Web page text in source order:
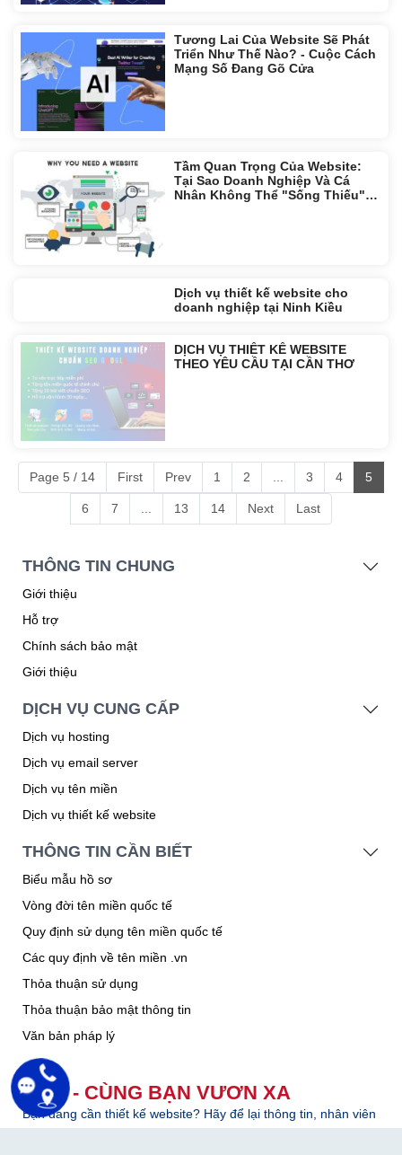
Tương Lai Của Website Sẽ Phát
Triển Như Thế Nào? - Cuộc Cách
Mạng Số Đang Gõ Cửa
Tầm Quan Trọng Của Website:
Tại Sao Doanh Nghiệp Và Cá
Nhân Không Thể "Sống Thiếu"
Dịch vụ thiết kế website cho
doanh nghiệp tại Ninh Kiều
Giới thiệu
Chính sách bảo mật
Giới thiệu
DỊCH VỤ CUNG CẤP
Dịch vụ hosting
Dịch vụ tên miền
Dịch vụ thiết kế website
THÔNG TIN CẦN BIẾT
Biểu mẫu hồ sơ
Vòng đời tên miền quốc tế
Quy định sử dụng tên miền quốc tế
Các quy định về tên miền .vn
Thỏa thuận bảo mật thông tin
Văn bản pháp lý